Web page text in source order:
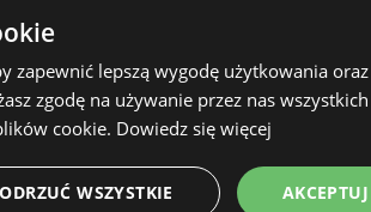
zapewnić lepszą wygodę użytkowania
zgodę na używanie przez nas
cookie. Dowiedz się więcej
ODRZUĆ WSZYSTKIE